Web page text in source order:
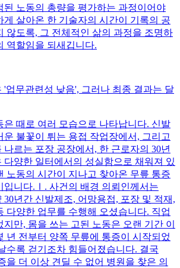
된 노동의 총량을 평가하는 과정이어야
게 살아온 한 기술자의 시간이 기록의 공
않도록, 그 전체적인 삶의 과정을 조명하
역할임을 되새깁니다.
'업무관련성 낮음', 그러나 최종 결과는 달
은 때로 여러 모습으로 나타납니다. 신발
운 불꽃이 튀는 용접 작업장에서, 그리고
나르는 포장 공장에서, 한 근로자의 30년
다양한 일터에서의 성실함으로 채워져 있
노동의 시간이 지나고 찾아온 무릎 통증
입니다.Ⅰ. 사건의 배경 의뢰인께서는
30년간 신발제조, 어망용접, 포장 및 적재,
다양한 업무를 수행해 오셨습니다. 직업
지만, 몸을 쓰는 고된 노동은 오랜 기간 이
년 전부터 양쪽 무릎에 통증이 시작되었
수록 걷기조차 힘들어졌습니다. 결국
을 더 이상 견딜 수 없어 병원을 찾은 의